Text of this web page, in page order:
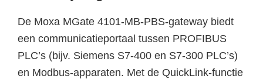
De Moxa MGate 4101-MB-PBS-gateway biedt
een communicatieportaal tussen PROFIBUS
PLC’s (bijv. Siemens S7-400 en S7-300 PLC’s)
en Modbus-apparaten. Met de QuickLink-functie